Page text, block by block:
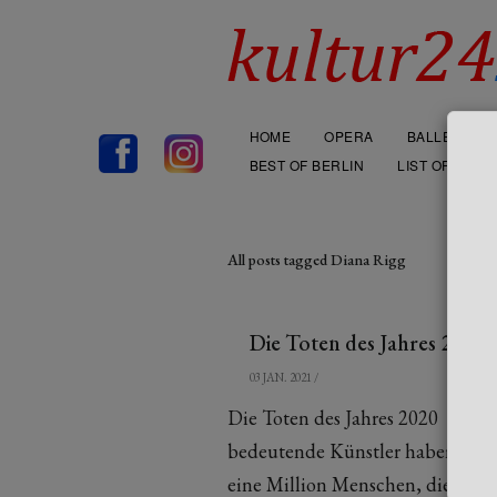
HOME OPERA BALLET
BEST OF BERLIN
LIST OF
All posts tagged Diana Rigg
Die Toten des Jahres 2020
03 JAN. 2021 /
Die Toten des Jahres 2020 Von
bedeutende Künstler haben uns
eine Million Menschen, die